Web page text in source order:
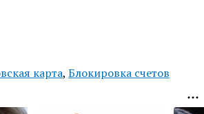
карта, Блокировка счетов